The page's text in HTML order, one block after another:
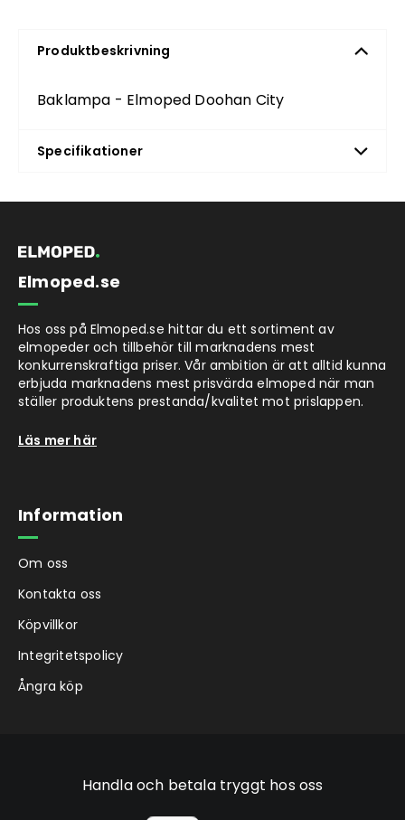
Produktbeskrivning
Baklampa - Elmoped Doohan City
Specifikationer
Elmoped.se
Hos oss på Elmoped.se hittar du ett sortiment av
elmopeder och tillbehör till marknadens mest
konkurrenskraftiga priser. Vår ambition är att alltid kunna
erbjuda marknadens mest prisvärda elmoped när man
ställer produktens prestanda/kvalitet mot prislappen.
Läs mer här
Information
Om oss
Kontakta oss
Köpvillkor
Integritetspolicy
Ångra köp
Handla och betala tryggt hos oss